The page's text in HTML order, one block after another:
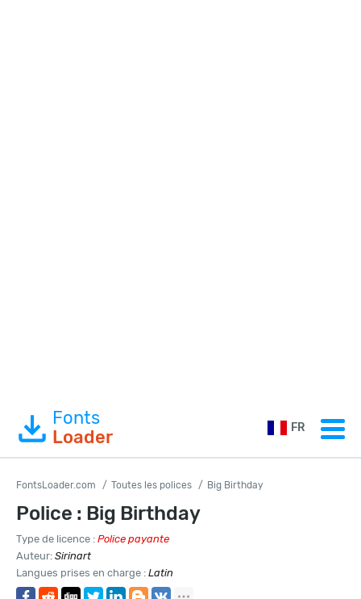
Fonts
Loader
FR
FontsLoader.com Toutes les polices Big Birthday
Police : Big Birthday
Type de licence : Police payante
Auteur: Sirinart
Langues prises en charge : Latin